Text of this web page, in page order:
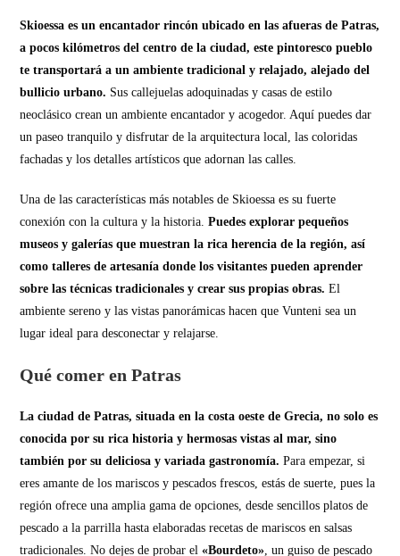
Skioessa es un encantador rincón ubicado en las afueras de Patras,
a pocos kilómetros del centro de la ciudad, este pintoresco pueblo
te transportará a un ambiente tradicional y relajado, alejado del
bullicio urbano. Sus callejuelas adoquinadas y casas de estilo
neoclásico crean un ambiente encantador y acogedor. Aquí puedes dar
un paseo tranquilo y disfrutar de la arquitectura local, las coloridas
fachadas y los detalles artísticos que adornan las calles.
Una de las características más notables de Skioessa es su fuerte
conexión con la cultura y la historia.Puedes explorar pequeños
museos y galerías que muestran la rica herencia de la región, así
como talleres de artesanía donde los visitantes pueden aprender
sobre las técnicas tradicionales y crear sus propias obras.El
ambiente sereno y las vistas panorámicas hacen que Vunteni sea un
lugar ideal para desconectar y relajarse.
Qué comer en Patras
La ciudad de Patras, situada en la costa oeste de Grecia, no solo es
conocida por su rica historia y hermosas vistas al mar, sino
también por su deliciosa y variada gastronomía.Para empezar, si
eres amante de los mariscos y pescados frescos, estás de suerte, pues la
región ofrece una amplia gama de opciones, desde sencillos platos de
pescado a la parrilla hasta elaboradas recetas de mariscos en salsas
tradicionales. No dejes de probar el«Bourdeto», un guiso de pescado